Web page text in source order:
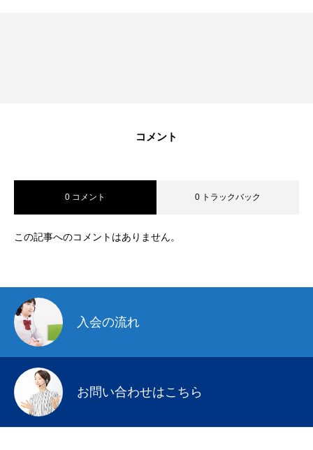
コメント
0 コメント 0 トラックバック
この記事へのコメントはありません。
入会の流れ
お問い合わせはこちら